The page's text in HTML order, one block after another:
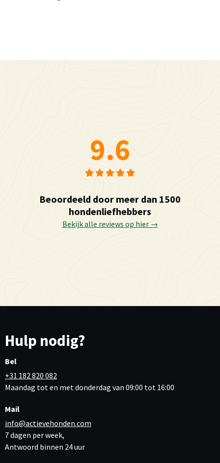
9.6
Beoordeeld door meer dan 1500
hondenliefhebbers
Bekijk alle reviews op hier →
Hulp nodig?
Bel
+31 182 820 082
Maandag tot en met donderdag van 09:00 tot 16:00
Mail
info@actievehonden.com
7 dagen per week,
Antwoord binnen 24 uur